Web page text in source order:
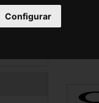
Configurar